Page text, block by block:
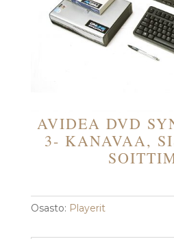
AVIDEA DVD
3- KANAVAA,
Osasto: Playerit